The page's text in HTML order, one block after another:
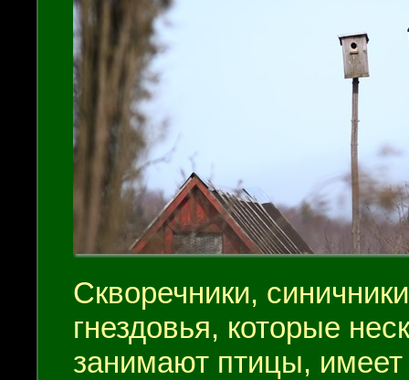
Скворечники,
гнездовья, которые
занимают птицы,